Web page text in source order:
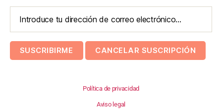
Política de privacidad
Aviso legal